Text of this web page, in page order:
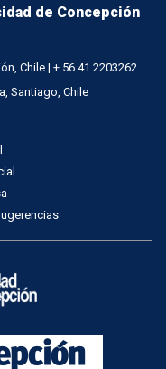
de Concepción
Chile | + 56 41 2203262
Santiago, Chile